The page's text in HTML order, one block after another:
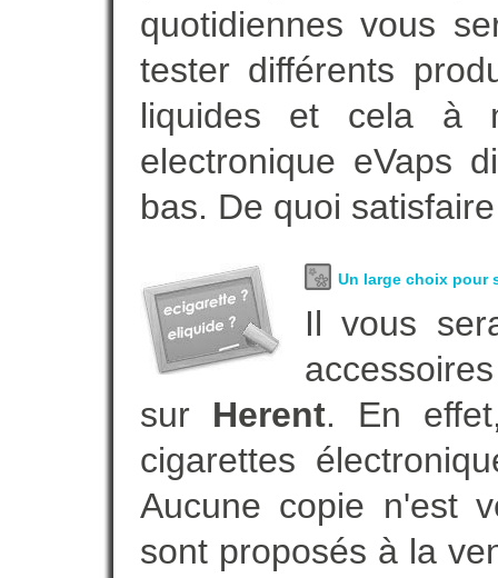
quotidiennes vous
tester différents
liquides et cela à
electronique eVaps
bas. De quoi
Un large choix pour
Il vous
sur Herent. En
cigarettes
Aucune copie n'est
sont proposés à la